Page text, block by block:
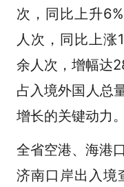
次，同比上升
人次，同比上涨
余人次，增幅达
占入境外国人总
增长的关键动力。
全省空港、海港
济南口岸出入境